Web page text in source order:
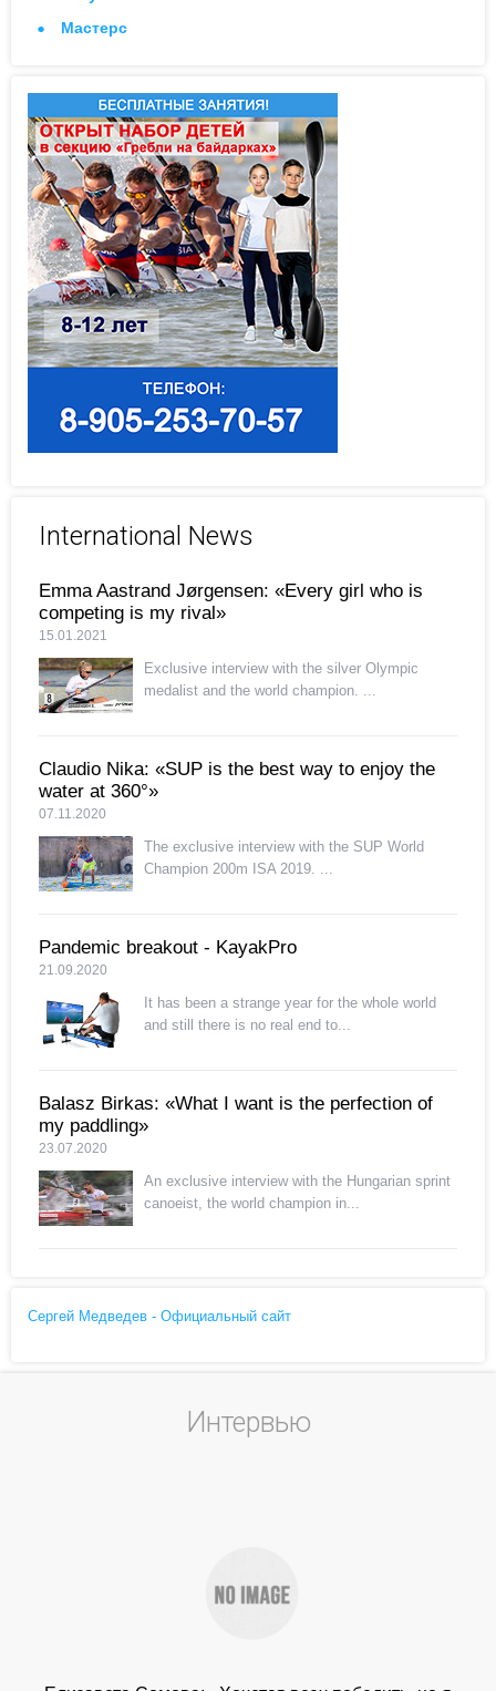
Мастерс
International News
Emma Aastrand Jørgensen: «Every girl who is
competing is my rival»
15.01.2021
Exclusive interview with the silver Olympic
medalist and the world champion. ...
Claudio Nika: «SUP is the best way to enjoy the
water at 360°»
07.11.2020
The exclusive interview with the SUP World
Champion 200m ISA 2019. ...
Pandemic breakout - KayakPro
21.09.2020
It has been a strange year for the whole world
and still there is no real end to...
Balasz Birkas: «What I want is the perfection of
my paddling»
23.07.2020
An exclusive interview with the Hungarian sprint
canoeist, the world champion in...
Сергей Медведев - Официальный сайт
Интервью